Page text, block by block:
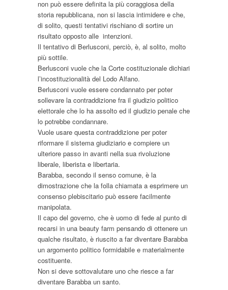
non può essere definita la più coraggiosa della
storia repubblicana, non si lascia intimidere e che,
di solito, questi tentativi rischiano di sortire un
risultato opposto alle intenzioni.
Il tentativo di Berlusconi, perciò, è, al solito, molto
più sottile.
Berlusconi vuole che la Corte costituzionale dichiari
l’incostituzionalità del Lodo Alfano.
Berlusconi vuole essere condannato per poter
sollevare la contraddizione fra il giudizio politico
elettorale che lo ha assolto ed il giudizio penale che
lo potrebbe condannare.
Vuole usare questa contraddizione per poter
riformare il sistema giudiziario e compiere un
ulteriore passo in avanti nella sua rivoluzione
liberale, liberista e libertaria.
Barabba, secondo il senso comune, è la
dimostrazione che la folla chiamata a esprimere un
consenso plebiscitario può essere facilmente
manipolata.
Il capo del governo, che è uomo di fede al punto di
recarsi in una beauty farm pensando di ottenere un
qualche risultato, è riuscito a far diventare Barabba
un argomento politico formidabile e materialmente
costituente.
Non si deve sottovalutare uno che riesce a far
diventare Barabba un santo.